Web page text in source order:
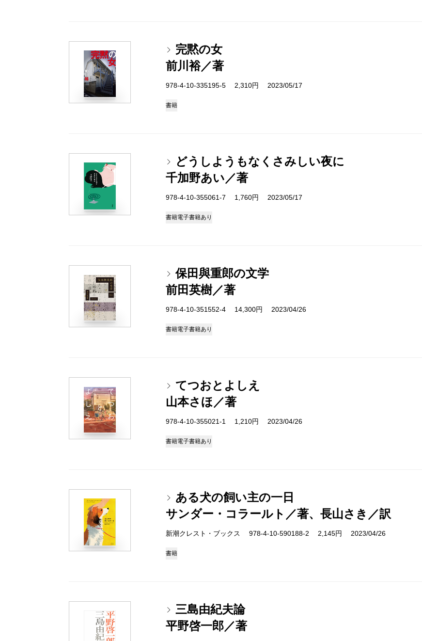
完黙の女
前川裕／著
978-4-10-335195-5 2,310円 2023/05/17
書籍
どうしようもなくさみしい夜に
千加野あい／著
978-4-10-355061-7 1,760円 2023/05/17
書籍電子書籍あり
保田與重郎の文学
前田英樹／著
978-4-10-351552-4 14,300円 2023/04/26
書籍電子書籍あり
てつおとよしえ
山本さほ／著
978-4-10-355021-1 1,210円 2023/04/26
書籍電子書籍あり
ある犬の飼い主の一日
サンダー・コラールト／著、長山さき／訳
新潮クレスト・ブックス 978-4-10-590188-2 2,145円 2023/04/26
書籍
三島由紀夫論
平野啓一郎／著